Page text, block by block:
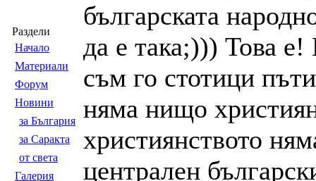
Раздели
Началo
Материали
Форум
Новини
за България
за Саракта
от света
Галерия
българската
да е така;))) Това
съм го стотици
няма нищо
християнството
централен